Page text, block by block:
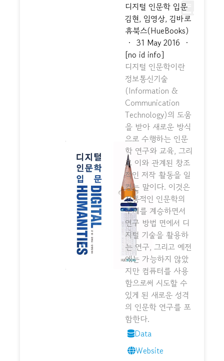
디지털 인문학 입문
김현, 임영상, 김바로
휴북스(HueBooks)
· 31 May 2016 ·
[no id info]
디지털 인문학이란
정보통신기술
(Information &
Communication
Technology)의 도움
을 받아 새로운 방식
으로 수행하는 인문
학 연구와 교육, 그리
고 이와 관계된 창조
적인 저작 활동을 일
컫는 말이다. 이것은
전통적인 인문학의
주제를 계승하면서
연구 방법 면에서 디
지털 기술을 활용하
는 연구, 그리고 예전
에는 가능하지 않았
지만 컴퓨터를 사용
함으로써 시도할 수
있게 된 새로운 성격
의 인문학 연구를 포
함한다.
Data
Website